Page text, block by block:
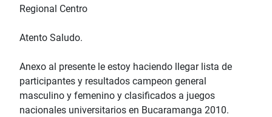
Regional Centro
Atento Saludo.
Anexo al presente le estoy haciendo llegar lista de
participantes y resultados campeon general
masculino y femenino y clasificados a juegos
nacionales universitarios en Bucaramanga 2010.